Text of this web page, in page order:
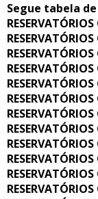
Segue tabela de